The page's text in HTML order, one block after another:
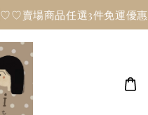
♡♡賣場商品任選3件免運優